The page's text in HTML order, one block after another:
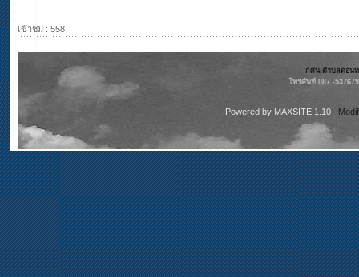
เข้าชม : 558
กศน.ตำบลดอนท
โทรศัพท์ 087 -
Powered by MAXSITE 1.10